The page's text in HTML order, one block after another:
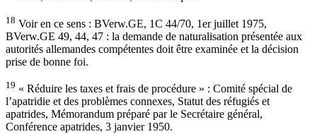
18 Voir en ce sens : BVerw.GE, 1C 44/70, 1er juillet 1975,
BVerw.GE 49, 44, 47 : la demande de naturalisation présentée aux
autorités allemandes compétentes doit être examinée et la décision
prise de bonne foi.
19 « Réduire les taxes et frais de procédure » : Comité spécial de
l’apatridie et des problèmes connexes, Statut des réfugiés et
apatrides, Mémorandum préparé par le Secrétaire général,
Conférence apatrides, 3 janvier 1950.